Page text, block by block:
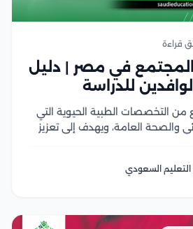
في مصر | دليل
للدراسة
التخصصات الطبية الحيوية التي
والصحة العامة، ويهدف إلى تعزيز
كبير من الطلاب...
السعودي